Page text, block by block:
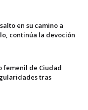
en su camino a
continúa la devoción
femenil de Ciudad
tras